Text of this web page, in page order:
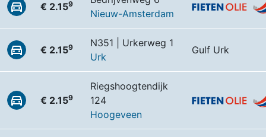
€ 2.159
Nieuw-Amsterdam
€ 2.159
N351 | Urkerweg 1
Urk
Gulf Urk
€ 2.159
Riegshoogtendijk
124
Hoogeveen